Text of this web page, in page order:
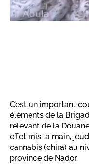
C’est un important
éléments de la
relevant de la
effet mis la main,
cannabis (chira) au
province de Nador.